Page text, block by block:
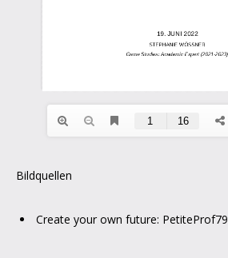
Bildquellen
Create your own future: PetiteProf79